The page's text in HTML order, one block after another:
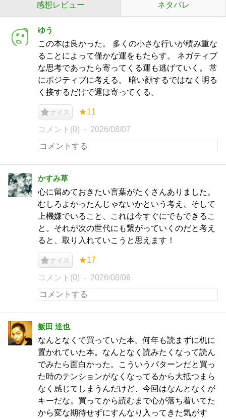
感想レビュー ネタバレ
ゆう
この本は良かった。 多くの小さな行いが積み重な
ることによって僅かな運をもたらす。 ネガティブ
な思考であったら寄ってくる運も逃げていく。 常
にポジティブに考える。 暗い顔するではなく明る
く接するだけで運は寄ってくる。
ナイス ★11
コメント(0) 2026/08/07
かすみ草
心に留めておきたい言葉がたくさんありました。
むしろよかったんじゃないかという考え、そして
上機嫌でいること、これは今すぐにでもできるこ
と。それが次の世代にも繋がっていくのだと考え
ると、取り入れていこうと思えます！
ナイス ★17
コメント(0) 2026/08/06
飯田 達也
なんとなくで買っていた本。何年も読まずに机に
置かれていた本。なんとなく読みたくなって読ん
でみたら面白かった。こういうパターンだと買っ
た時のテンションがなくなってるから大抵つまら
なく感じてしまうんだけど、今回はなんとなくが
キーだな。買ってから読むまで心が落ち着いてた
から変な期待せずにすんなり入ってきた気がす